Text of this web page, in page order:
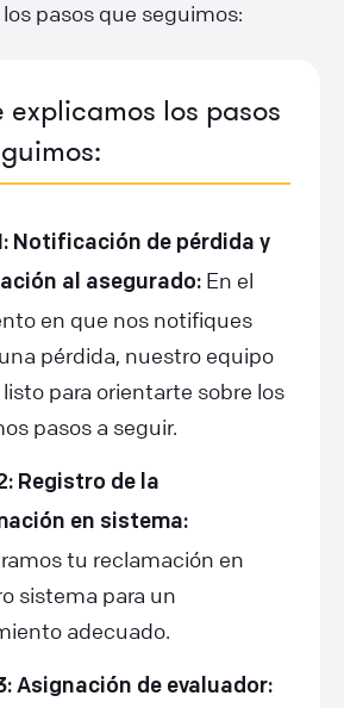
pasos que seguimos:
explicamos los pasos
Notificación de pérdida y
al asegurado: En el
en que nos notifiques
pérdida, nuestro equipo
para orientarte sobre los
pasos a seguir.
Registro de la
en sistema:
tu reclamación en
sistema para un
adecuado.
Asignación de evaluador: